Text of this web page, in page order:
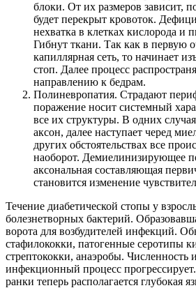
блоки. От их размеров зависит,
будет перекрыт кровоток.
нехватка в клетках кислорода и
Гибнут ткани. Так как в первую
капиллярная сеть, то начинает
стоп. Далее процесс
направлению к бедрам.
Полиневропатия. Страдают
поражение носит системный
все их структуры. В одних
аксон, далее наступает черед
других обстоятельствах все
наоборот. Демиелинизирующее
аксональная составляющая
становится изменение
Течение диабетической стопы у
болезнетворных бактерий.
ворота для возбудителей инфекций.
стафилококки, патогенные серотипы
стрептококки, анаэробы. Численность
инфекционный процесс
ранки теперь располагается глубокая